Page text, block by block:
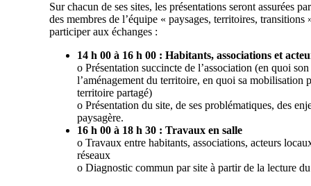
Sur chacun de ses sites, les présentations seront assurées
des membres de l’équipe « paysages, territoires,
participer aux échanges :
14 h 00 à 16 h 00 : Habitants, associations et
o Présentation succincte de l’association (en quoi
l’aménagement du territoire, en quoi sa mobilisation
territoire partagé)
o Présentation du site, de ses problématiques, des
paysagère.
16 h 00 à 18 h 30 : Travaux en salle
o Travaux entre habitants, associations, acteurs
réseaux
o Diagnostic commun par site à partir de la lecture